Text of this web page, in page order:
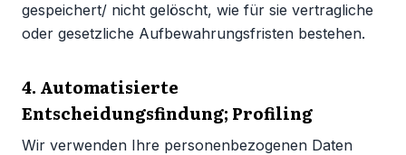
gespeichert/ nicht gelöscht, wie für sie vertragliche
oder gesetzliche Aufbewahrungsfristen bestehen.
4. Automatisierte
Entscheidungsfindung; Profiling
Wir verwenden Ihre personenbezogenen Daten